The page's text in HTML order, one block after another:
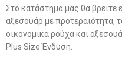
Στο κατάστημα μας θα βρείτε
αξεσουάρ με προτεραιότητα,
οικονομικά ρούχα και
Plus Size Ένδυση.